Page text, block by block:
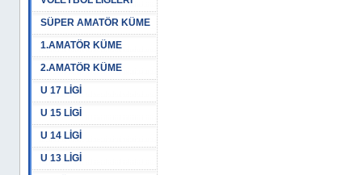
SÜPER AMATÖR KÜME
1.AMATÖR KÜME
2.AMATÖR KÜME
U 17 LİGİ
U 15 LİGİ
U 14 LİGİ
U 13 LİGİ